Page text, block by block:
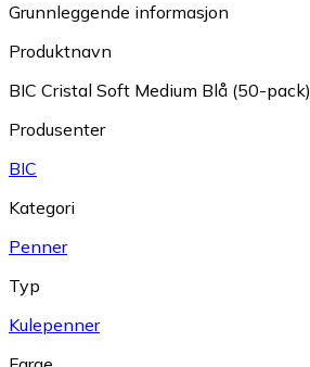
Grunnleggende informasjon
Produktnavn
BIC Cristal Soft Medium Blå (50-pack)
Produsenter
BIC
Kategori
Penner
Typ
Kulepenner